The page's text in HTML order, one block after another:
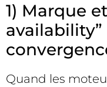
1) Marque
Quand les